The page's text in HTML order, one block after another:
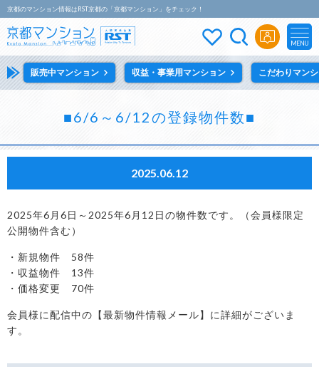
京都のマンション情報はRST京都の「京都マンション」をチェック！
MENU
販売中マンション 収益・事業用マンション こだわりマン
■6/6～6/12の登録物件数■
2025.06.12
2025年6月6日～2025年6月12日の物件数です。（会員様限定
公開物件含む）
・新規物件 58件
・収益物件 13件
・価格変更 70件
会員様に配信中の【最新物件情報メール】に詳細がございま
す。